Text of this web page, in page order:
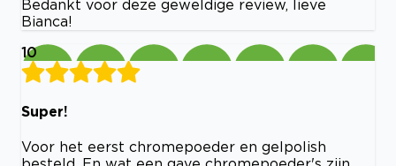
Bedankt voor deze geweldige review, lieve
Bianca!
10
Super!
Voor het eerst chromepoeder en gelpolish